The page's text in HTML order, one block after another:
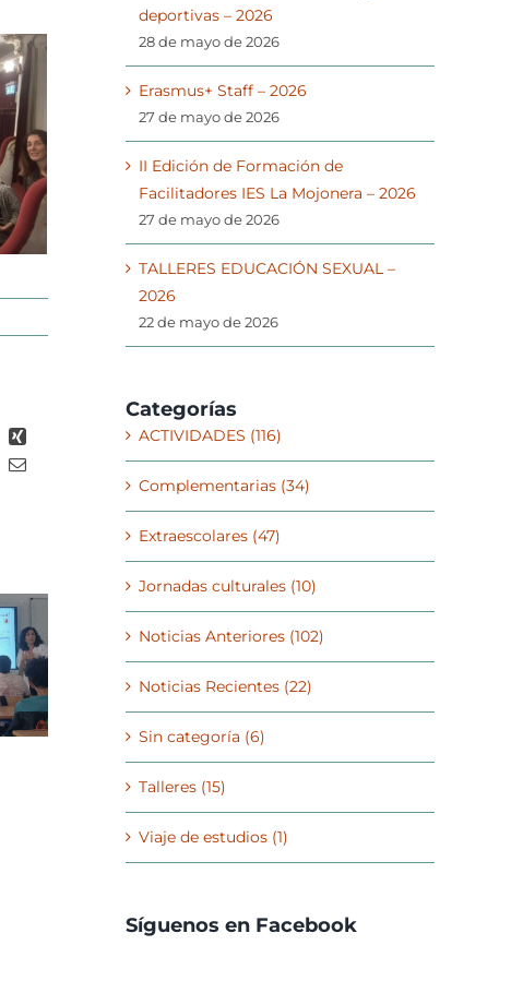
Xing
Correo
deportivas – 2026
28 de mayo de 2026
Erasmus+ Staff – 2026
27 de mayo de 2026
II Edición de Formación de
Facilitadores IES La Mojonera – 2026
27 de mayo de 2026
TALLERES EDUCACIÓN SEXUAL –
2026
22 de mayo de 2026
Categorías
ACTIVIDADES (116)
Complementarias (34)
Extraescolares (47)
Jornadas culturales (10)
Noticias Anteriores (102)
Noticias Recientes (22)
Sin categoría (6)
Talleres (15)
Viaje de estudios (1)
Síguenos en Facebook